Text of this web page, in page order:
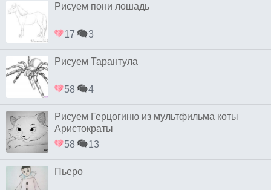
Рисуем пони лошадь
17 3
Рисуем Тарантула
58 4
Рисуем Герцогиню из мультфильма коты
Аристократы
58
13
Пьеро